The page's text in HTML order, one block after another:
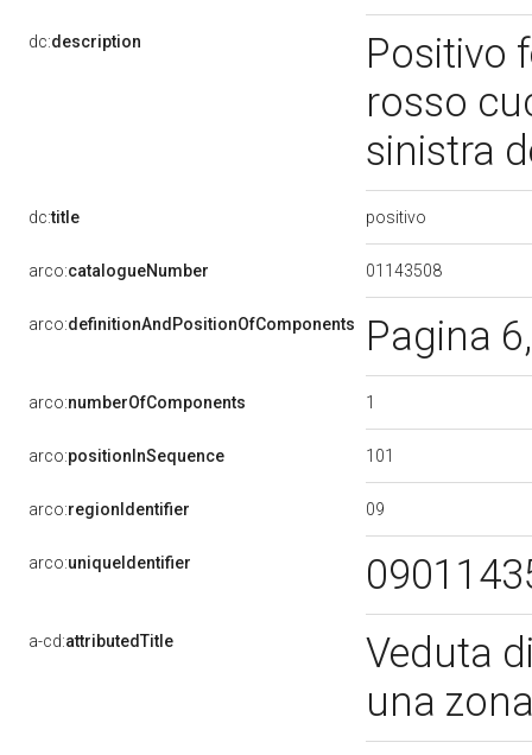
dc:description
Positivo
rosso
sinistra
dc:title positivo
arco:catalogueNumber 01143508
arco:definitionAndPositionOfComponents Pagina
arco:numberOfComponents 1
arco:positionInSequence 101
arco:regionIdentifier 09
arco:uniqueIdentifier
a-cd:attributedTitle
Veduta
una